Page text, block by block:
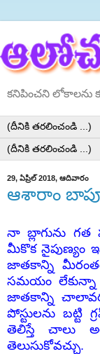
కనిపించని లోకాలను
29, ఏప్రిల్ 2018, ఆదివారం
ఆశారాం
నా బ్లాగును గత
మీకొక నైపుణ్యం
జాతకాన్ని
సమయం లేకున్నా
జాతకాన్ని
పోస్టులను బట్టి
తెలిస్తే చాలు
తెలుసుకోవచ్చు.